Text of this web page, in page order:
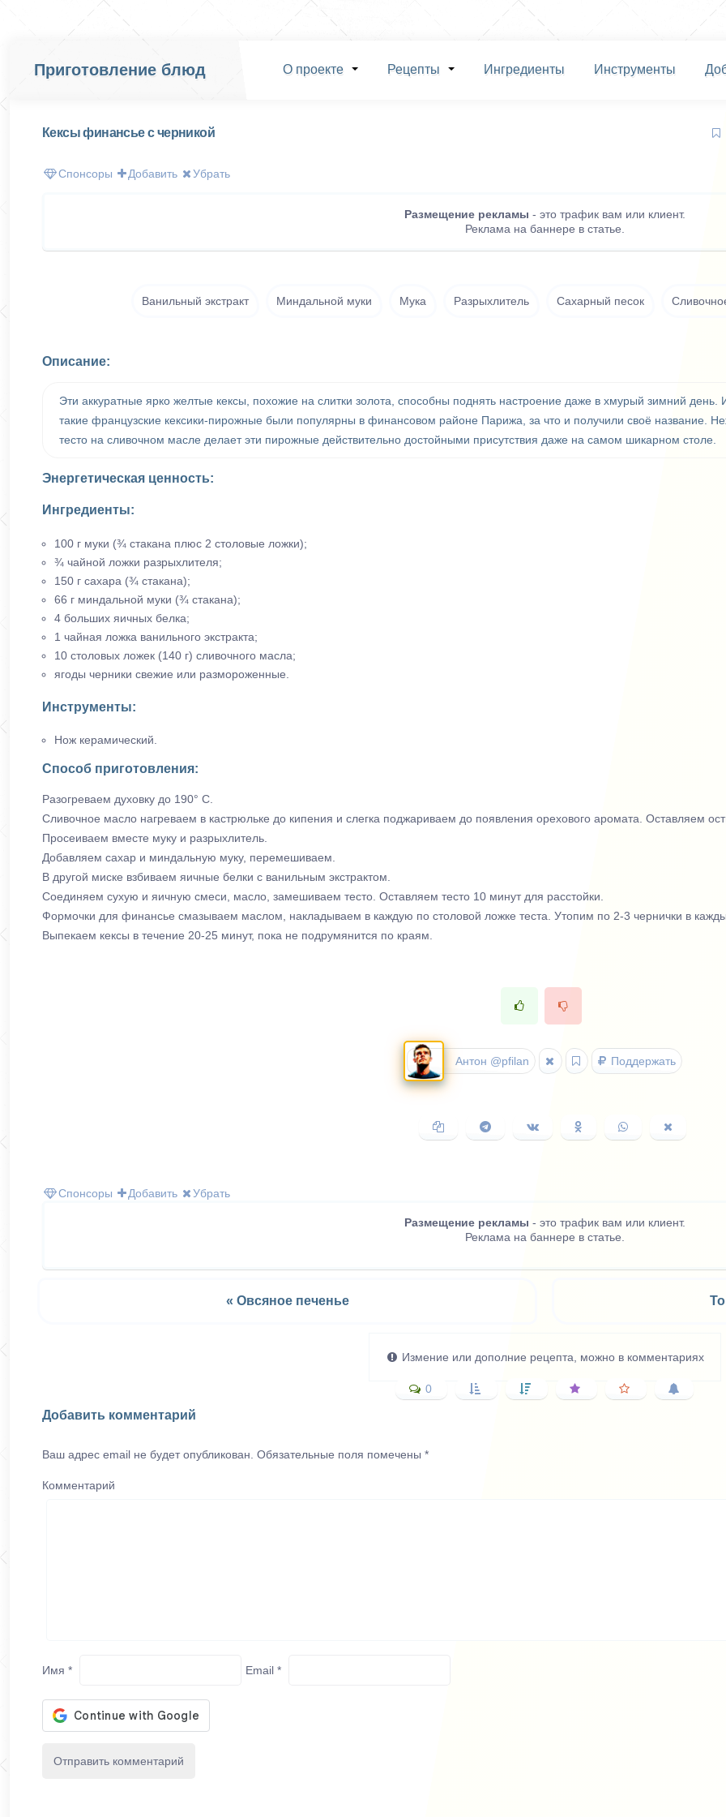
Приготовление блюд О проекте Рецепты Ингредиенты Инструменты
Кексы финансье с черникой
Спонсоры Добавить Убрать
Размещение рекламы - это трафик вам или клиент.
Реклама на баннере в статье.
Ванильный экстракт Миндальной муки Мука Разрыхлитель Сахарный песок
Описание:
Эти аккуратные ярко желтые кексы, похожие на слитки золота, способны поднять настроение даже в хмурый зимний день.
такие французские кексики-пирожные были популярны в финансовом районе Парижа, за что и получили своё название.
тесто на сливочном масле делает эти пирожные действительно достойными присутствия даже на самом шикарном столе.
Энергетическая ценность:
Ингредиенты:
100 г муки (¾ стакана плюс 2 столовые ложки);
¾ чайной ложки разрыхлителя;
150 г сахара (¾ стакана);
66 г миндальной муки (¾ стакана);
4 больших яичных белка;
1 чайная ложка ванильного экстракта;
10 столовых ложек (140 г) сливочного масла;
ягоды черники свежие или размороженные.
Инструменты:
Нож керамический.
Способ приготовления:
Разогреваем духовку до 190° С.
Сливочное масло нагреваем в кастрюльке до кипения и слегка поджариваем до появления орехового аромата. Оставляем
Просеиваем вместе муку и разрыхлитель.
Добавляем сахар и миндальную муку, перемешиваем.
В другой миске взбиваем яичные белки с ванильным экстрактом.
Соединяем сухую и яичную смеси, масло, замешиваем тесто. Оставляем тесто 10 минут для расстойки.
Формочки для финансье смазываем маслом, накладываем в каждую по столовой ложке теста. Утопим по 2-3 чернички в
Выпекаем кексы в течение 20-25 минут, пока не подрумянится по краям.
Антон @pfilan Поддержать
Копировать
ссылку
Поделиться
в
Поделиться
ВКонтакте
Поделиться
в
Поделиться
в
в
Спонсоры
Добавить Убрать
Размещение рекламы - это трафик вам или клиент.
Реклама на баннере в статье.
« Овсяное печенье
Измение или дополние рецепта, можно в комментариях
0
Добавить комментарий
Ваш адрес email не будет опубликован. Обязательные поля помечены *
Комментарий
Имя * Email *